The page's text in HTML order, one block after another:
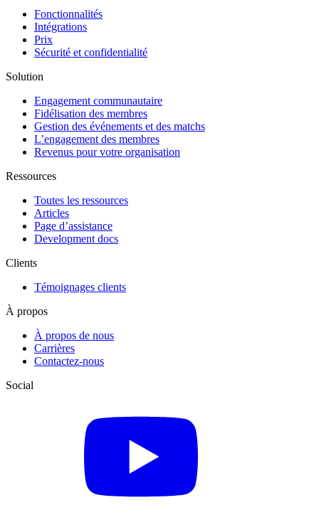
Fonctionnalités
Intégrations
Prix
Sécurité et confidentialité
Solution
Engagement communautaire
Fidélisation des membres
Gestion des événements et des matchs
L’engagement des membres
Revenus pour votre organisation
Ressources
Toutes les ressources
Articles
Page d’assistance
Development docs
Clients
Témoignages clients
À propos
À propos de nous
Carrières
Contactez-nous
Social